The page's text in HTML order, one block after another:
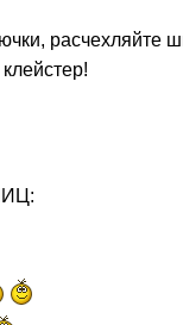
расчехляйте